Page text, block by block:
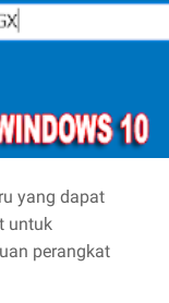
yang dapat
untuk
perangkat